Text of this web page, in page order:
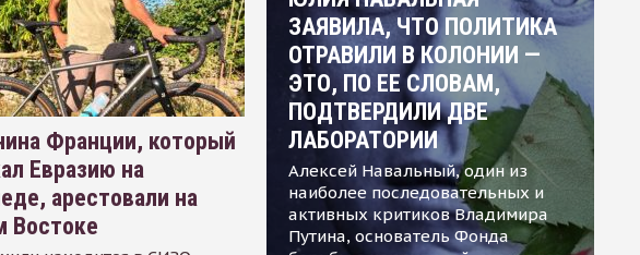
Франции, который
Евразию на
арестовали на
Востоке
ЗАЯВИЛА, ЧТО ПОЛИТИКА
ОТРАВИЛИ В КОЛОНИИ —
ЭТО, ПО ЕЕ СЛОВАМ,
ПОДТВЕРДИЛИ ДВЕ
ЛАБОРАТОРИИ
Алексей Навальный, один из
наиболее последовательных и
активных критиков Владимира
Путина, основатель Фонда